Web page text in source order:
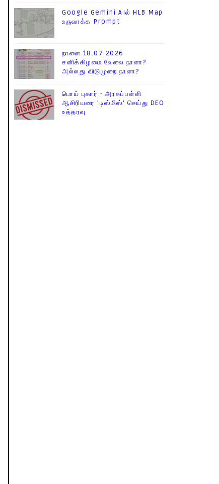
Google Gemini AIல் HLB Map
உருவாக்க Prompt
நாளை 18.07.2026
சனிக்கிழமை வேலை நாளா?
அல்லது விடுமுறை நாளா?
பொய் புகார் - அரசுப்பள்ளி
ஆசிரியரை 'டிஸ்மிஸ்' செய்து DEO
உத்தரவு